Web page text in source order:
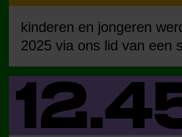
kinderen en jongeren
2025 via ons lid van een